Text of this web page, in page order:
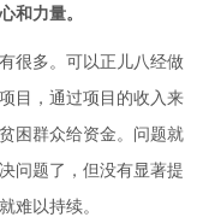
和力量。
很多。可以正儿八经做
目，通过项目的收入来
困群众给资金。问题就
问题了，但没有显著提
难以持续。